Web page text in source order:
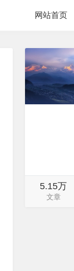
网站首页
5.15万
文章